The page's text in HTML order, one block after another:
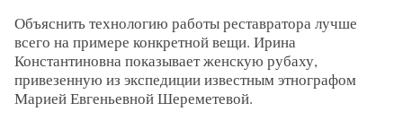
Объяснить технологию работы реставратора лучше
всего на примере конкретной вещи. Ирина
Константиновна показывает женскую рубаху,
привезенную из экспедиции известным этнографом
Марией Евгеньевной Шереметевой.